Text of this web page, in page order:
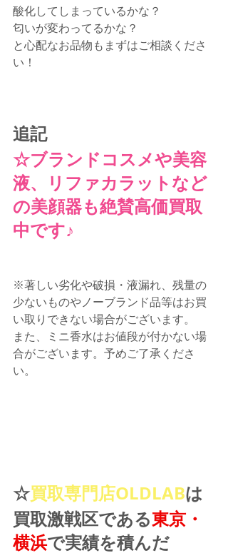
酸化してしまっているかな？
匂いが変わってるかな？
と心配なお品物もまずはご相談くださ
い！
追記
☆ブランドコスメや美容
液、リファカラットなど
の美顔器も絶賛高価買取
中です♪
※著しい劣化や破損・液漏れ、残量の
少ないものやノーブランド品等はお買
い取りできない場合がございます。
また、ミニ香水はお値段が付かない場
合がございます。予めご了承くださ
い。
☆買取専門店OLDLABは
買取激戦区である東京・
横浜で実績を積んだ